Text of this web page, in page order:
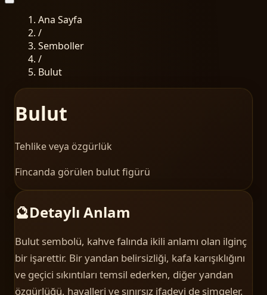
Ana Sayfa
/
Semboller
/
Bulut
Bulut
Tehlike veya özgürlük
Fincanda görülen bulut figürü
🔮Detaylı Anlam
Bulut sembolü, kahve falında ikili anlamı olan ilginç
bir işarettir. Bir yandan belirsizliği, kafa karışıklığını
ve geçici sıkıntıları temsil ederken, diğer yandan
özgürlüğü, hayalleri ve sınırsız ifadeyi de simgeler.